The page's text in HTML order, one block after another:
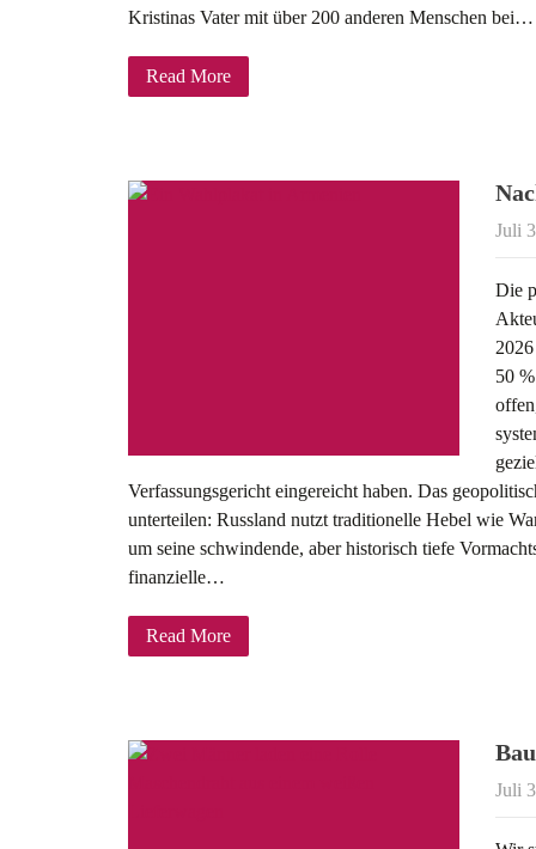
Kristinas Vater mit über 200 anderen Menschen bei…
Read More
Juli
Die
50
Verfassungsgericht eingereicht haben. Das
unterteilen: Russland nutzt traditionelle Hebel wie
um seine schwindende, aber historisch tiefe
finanzielle…
Read More
Juli